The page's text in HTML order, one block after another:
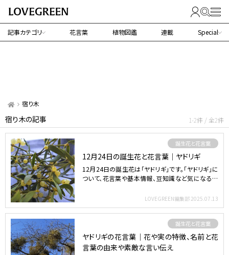
記事カテゴリ 花言葉 植物図鑑 連載 Special
宿り木
宿り木の記事 1-2件 / 全2件
誕生花と花言葉
12月24日の誕生花と花言葉｜ヤドリギ
12月24日の誕生花は「ヤドリギ」です。「ヤドリギ」に
ついて、花言葉や基本情報、豆知識など気になる情
LOVEGREEN編集部 2025.07.13
誕生花と花言葉
ヤドリギの花言葉｜花や実の特徴、名前と花
言葉の由来や素敵な言い伝え